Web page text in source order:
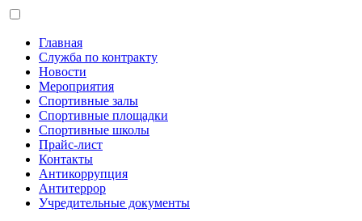
Главная
Служба по контракту
Новости
Мероприятия
Спортивные залы
Спортивные площадки
Спортивные школы
Прайс-лист
Контакты
Антикоррупция
Антитеррор
Учредительные документы